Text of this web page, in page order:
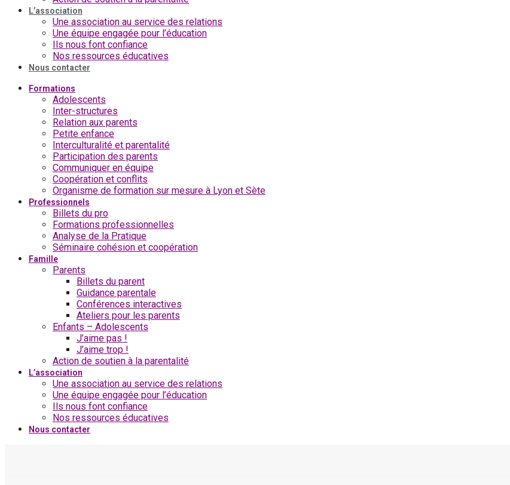
L’association
Une association au service des relations
Une équipe engagée pour l’éducation
Ils nous font confiance
Nos ressources éducatives
Nous contacter
Formations
Adolescents
Inter-structures
Relation aux parents
Petite enfance
Interculturalité et parentalité
Participation des parents
Communiquer en équipe
Coopération et conflits
Organisme de formation sur mesure à Lyon et Sète
Professionnels
Billets du pro
Formations professionnelles
Analyse de la Pratique
Séminaire cohésion et coopération
Famille
Parents
Billets du parent
Guidance parentale
Conférences interactives
Ateliers pour les parents
Enfants – Adolescents
J’aime pas !
J’aime trop !
Action de soutien à la parentalité
L’association
Une association au service des relations
Une équipe engagée pour l’éducation
Ils nous font confiance
Nos ressources éducatives
Nous contacter